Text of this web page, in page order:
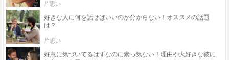
片思い
好きな人に何を話せばいいのか分からない！オススメの話題
は？
片思い
好意に気づいてるはずなのに素っ気ない！理由や大好きな彼に